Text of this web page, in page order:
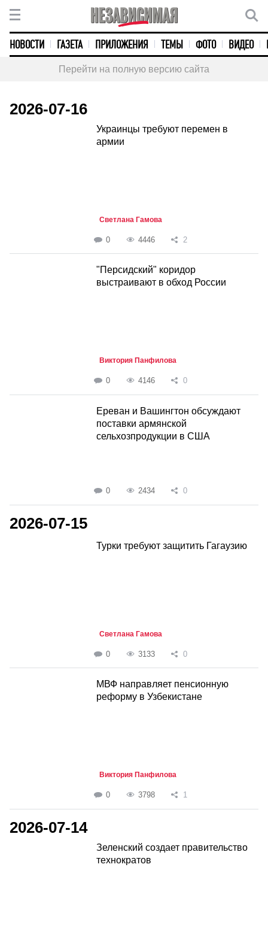
НОВОСТИ ГАЗЕТА ПРИЛОЖЕНИЯ ТЕМЫ ФОТО ВИДЕО
Перейти на полную версию сайта
2026-07-16
Украинцы требуют перемен в
армии
Светлана Гамова
0 4446 2
"Персидский" коридор
выстраивают в обход России
Виктория Панфилова
0 4146 0
Ереван и Вашингтон обсуждают
поставки армянской
сельхозпродукции в США
0 2434 0
2026-07-15
Турки требуют защитить Гагаузию
Светлана Гамова
0 3133 0
МВФ направляет пенсионную
реформу в Узбекистане
Виктория Панфилова
0 3798 1
2026-07-14
Зеленский создает правительство
технократов